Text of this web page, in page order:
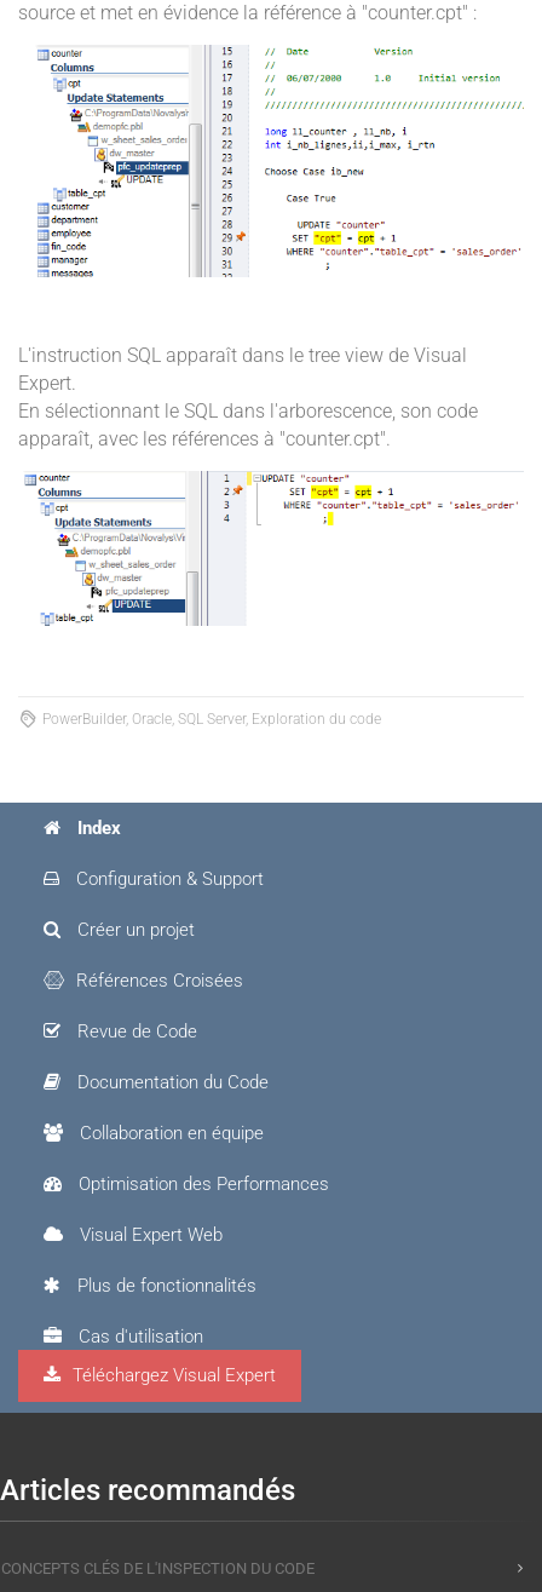
source et met en évidence la référence à "counter.cpt" :
L'instruction SQL apparaît dans le tree view de Visual
Expert.
En sélectionnant le SQL dans l'arborescence, son code
apparaît, avec les références à "counter.cpt".
PowerBuilder, Oracle, SQL Server, Exploration du code
Index
Configuration & Support
Créer un projet
Références Croisées
Revue de Code
Documentation du Code
Collaboration en équipe
Optimisation des Performances
Visual Expert Web
Plus de fonctionnalités
Cas d'utilisation
Visual Expert.AI
Téléchargez Visual Expert
Articles recommandés
CONCEPTS CLÉS DE L'INSPECTION DU CODE